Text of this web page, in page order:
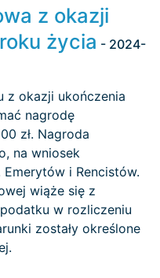
z okazji
życia - 2024-
z okazji ukończenia
nagrodę
zł. Nagroda
na wniosek
i Rencistów.
wiąże się z
w rozliczeniu
zostały określone